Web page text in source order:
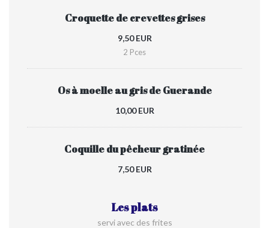
Croquette de crevettes grises
9,50 EUR
2 Pces
Os à moelle au gris de Guerande
10,00 EUR
Coquille du pêcheur gratinée
7,50 EUR
Les plats
servi avec des frites